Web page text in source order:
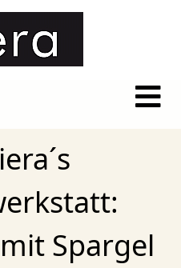
Spargel